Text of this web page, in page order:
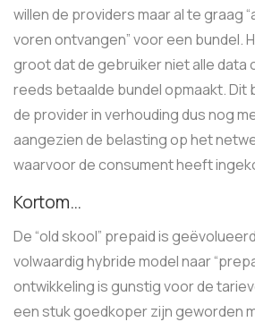
willen de providers maar al te graag
voren ontvangen” voor een bundel.
groot dat de gebruiker niet alle data
reeds betaalde bundel opmaakt.
de provider in verhouding dus nog
aangezien de belasting op het
waarvoor de consument heeft
Kortom…
De “old skool” prepaid is
volwaardig hybride model naar
ontwikkeling is gunstig voor de
een stuk goedkoper zijn geworden